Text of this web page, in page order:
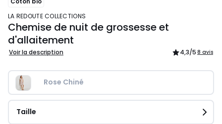
LA REDOUTE COLLECTIONS
Chemise de nuit de grossesse et
d'allaitement
Voir la description 4,3/5 8 avis
Rose Chiné
Taille